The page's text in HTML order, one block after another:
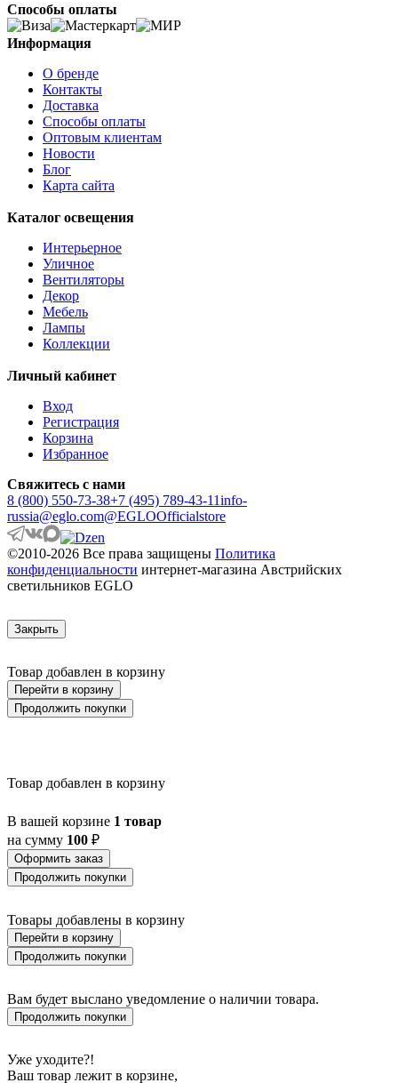
ALVEZ
AMADORA
AMAKUSA
AMBATOBE
AMBILOBE
AMBONDRONA
AMBORIALA
AMEZAGA
AMOATSY
AMPITABE
AMSFIELD 1
ANJABE
ANTELAO
ANTIPOLO
ANWICK
ANWICK 1
ANZINO
APRICALE
ARACENA
ARANZOLA
ARGOLIS 2
ARISCANI
ARISCANI 2
ARNHEM
ARTANA
ASBY
ASINDRO
ATOLLARI
AULIYE
AUROTONELLO
AUSTELL
BABIRIK
BAILRIGG
BALIGIAN
BALIGUIAN
BALLINA
BALMAHA
BANI
BARBOTTO
BARI-M
BARNSTAPLE
BASALGO 1
BASILANO
BASILDON
BATALLAS
BAZELY
BELCREDA
BELESAR
BELLARIVA 3
BELLIZZI
BENARIBA
Способы оплаты
Информация
О бренде
Контакты
Доставка
Способы оплаты
Оптовым клиентам
Новости
Блог
Карта сайта
Каталог освещения
Интерьерное
Уличное
Вентиляторы
Декор
Мебель
Лампы
Коллекции
Личный кабинет
Вход
Регистрация
Корзина
Избранное
Свяжитесь с нами
8 (800) 550-73-38+7 (495) 789-43-11info-
russia@eglo.com@EGLOOfficialstore
©2010-2026 Все права защищены Политика
конфиденциальности интернет-магазина Австрийских
светильников EGLO
Закрыть
Товар добавлен в корзину
Перейти в корзину
Продолжить покупки
Товар добавлен в корзину
В вашей корзине 1 товар
на сумму 100 ₽
Оформить заказ
Продолжить покупки
Товары добавлены в корзину
Перейти в корзину
Продолжить покупки
Вам будет выслано уведомление о наличии товара.
Продолжить покупки
Уже уходите?!
Ваш товар лежит в корзине,